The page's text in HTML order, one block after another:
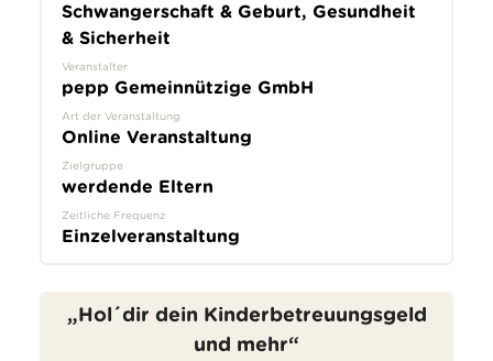
Schwangerschaft & Geburt, Gesundheit
& Sicherheit
Veranstalter
pepp Gemeinnützige GmbH
Art der Veranstaltung
Online Veranstaltung
Zielgruppe
werdende Eltern
Zeitliche Frequenz
Einzelveranstaltung
„Hol´dir dein Kinderbetreuungsgeld
und mehr“